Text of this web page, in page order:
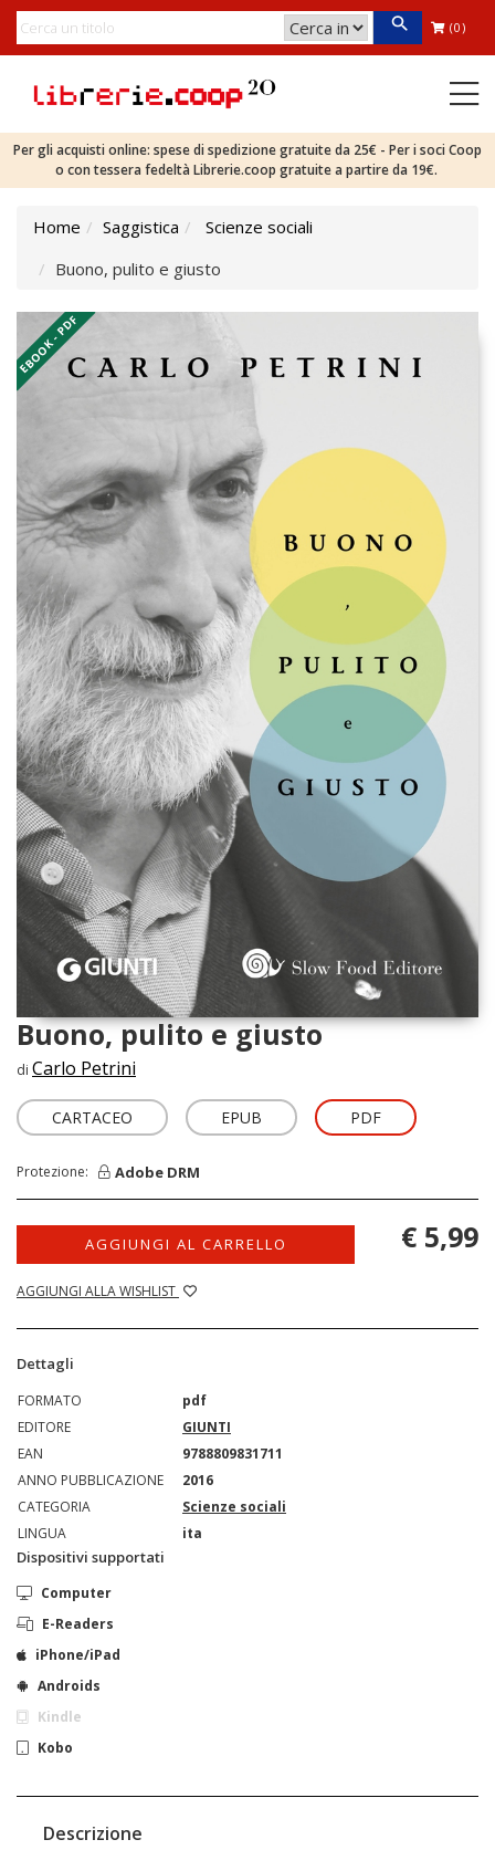
(0)
Per gli acquisti online: spese di spedizione gratuite da 25€ - Per i soci Coop
o con tessera fedeltà Librerie.coop gratuite a partire da 19€.
Home Saggistica
Scienze sociali
Buono, pulito e giusto
EBOOK - PDF
Buono, pulito e giusto
di Carlo Petrini
CARTACEO EPUB PDF
Protezione: Adobe DRM
AGGIUNGI AL CARRELLO
AGGIUNGI ALLA WISHLIST
€ 5,99
Dettagli
FORMATO
pdf
EDITORE
GIUNTI
EAN
9788809831711
ANNO PUBBLICAZIONE
2016
CATEGORIA
Scienze sociali
LINGUA
ita
Dispositivi supportati
Computer
E-Readers
iPhone/iPad
Androids
Kindle
Kobo
Descrizione